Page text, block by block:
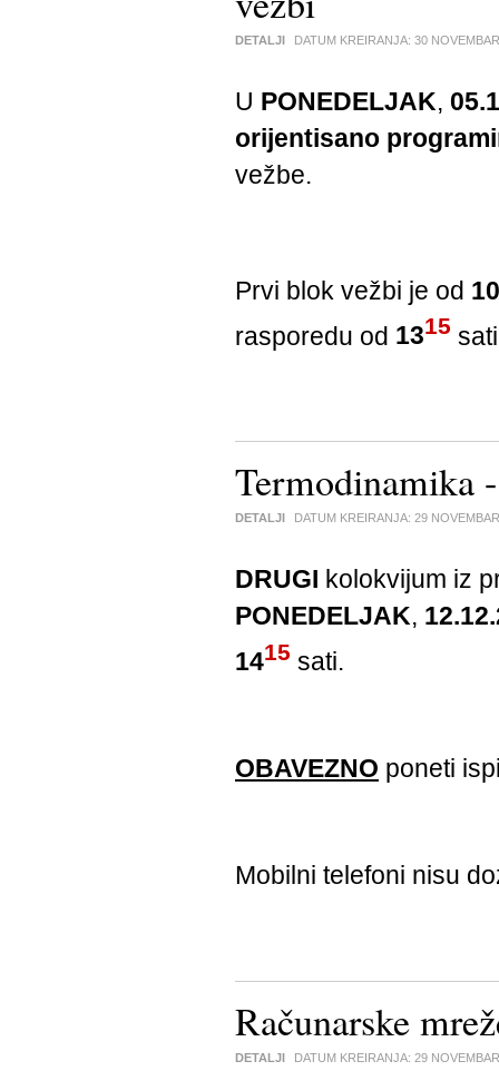
DETALJI DATUM KREIRANJA: 30
U PONEDELJAK,
orijentisano
vežbe.
Prvi blok vežbi je od 10
rasporedu od 1315
Termodinamika
DETALJI DATUM KREIRANJA: 29
DRUGI kolokvijum iz
PONEDELJAK,
1415 sati.
OBAVEZNO poneti
Mobilni telefoni nisu
Računarske
DETALJI DATUM KREIRANJA: 29